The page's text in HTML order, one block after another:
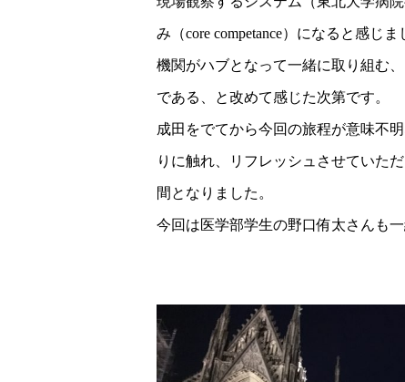
み（core competance）になると感じ
機関がハブとなって一緒に取り組む
である、と改めて感じた次第です。
成田をでてから今回の旅程が意味不
りに触れ、リフレッシュさせていた
間となりました。
今回は医学部学生の野口侑太さんも